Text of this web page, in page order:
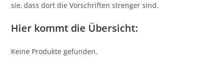
sie, dass dort die Vorschriften strenger sind.
Hier kommt die Übersicht:
Keine Produkte gefunden.